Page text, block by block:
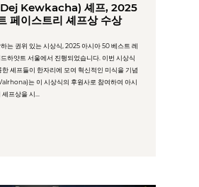
Kewkacha) 셰프, 2025
페이스트리 셰프상 수상
는 권위 있는 시상식, 2025 아시아 50 베스트 레
하얏트 서울에서 진행되었습니다. 이번 시상식
셰프들이 한자리에 모여 혁신적인 미식을 기념
는 이 시상식의 후원사로 참여하여 아시
프상을 시...